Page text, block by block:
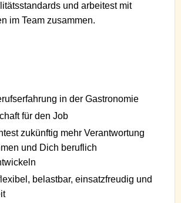
und arbeitest mit
im Team zusammen.
in der Gastronomie
für den Job
zukünftig mehr Verantwortung
und Dich beruflich
belastbar, einsatzfreudig und